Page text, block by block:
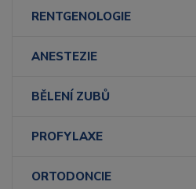
RENTGENOLOGIE
ANESTEZIE
BĚLENÍ ZUBŮ
PROFYLAXE
ORTODONCIE